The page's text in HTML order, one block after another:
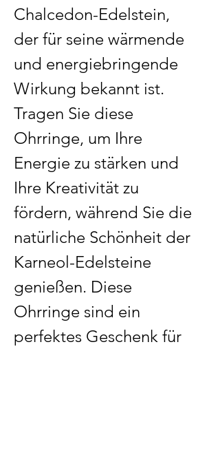
Chalcedon-Edelstein,
der für seine wärmende
und energiebringende
Wirkung bekannt ist.
Tragen Sie diese
Ohrringe, um Ihre
Energie zu stärken und
Ihre Kreativität zu
fördern, während Sie die
natürliche Schönheit der
Karneol-Edelsteine
genießen. Diese
Ohrringe sind ein
perfektes Geschenk für